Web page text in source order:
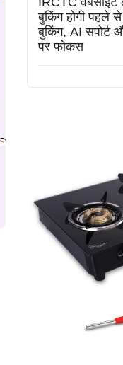
बुकिंग होगी पहले
बुकिंग, AI सपोर्ट
पर फोकस